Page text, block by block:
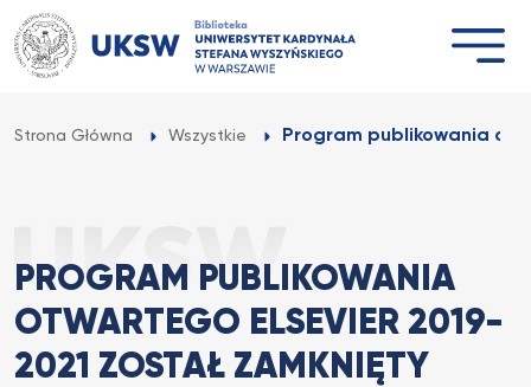
Przejdź
do
treści
Strona Główna Wszystkie Program publikowania
PROGRAM PUBLIKOWANIA
OTWARTEGO ELSEVIER 2019-
2021 ZOSTAŁ ZAMKNIĘTY